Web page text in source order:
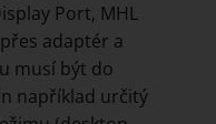
Port, MHL
adaptér a
musí být do
například určitý